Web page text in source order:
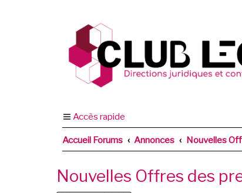
Accès rapide
Accueil Forums Annonces Nouvelles
Nouvelles Offres des